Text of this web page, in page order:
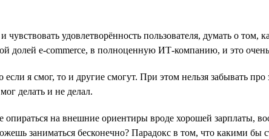
удовлетворённость пользователя, думать о
долей e-commerce, в полноценную ИТ-компанию, и это
я смог, то и другие смогут. При этом нельзя забывать
делать и не делал.
на внешние ориентиры вроде хорошей зарплаты,
заниматься бесконечно? Парадокс в том, что какими